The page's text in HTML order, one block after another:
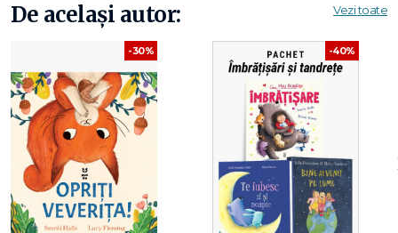
Din această cartefiecare copil învață că este unic și
, indiferent cât de mare este lumea.
Beneficii de lectură:
stimulează atenția și spiritul de observare;
promovează imaginația;
De același autor: Vezi toate
-30% -40%